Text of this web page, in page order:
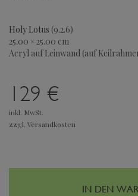
Holy Lotus (9.2.6)
25.00 × 25.00 cm
Acryl auf Leinwand (auf
129 €
inkl. MwSt.
zzgl. Versandkosten
IN DEN